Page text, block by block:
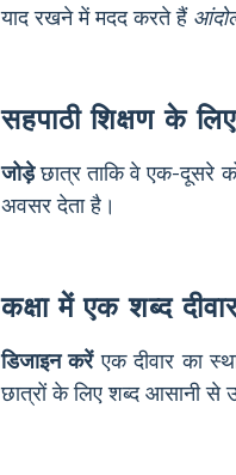
याद रखने में मदद करते हैं
सहपाठी शिक्षण के
जोड़ेछात्र ताकि वे एक-दूसरे
अवसर देता है।
कक्षा में एक शब्द
डिजाइन करेंएक दीवार का
छात्रों के लिए शब्द आसानी से